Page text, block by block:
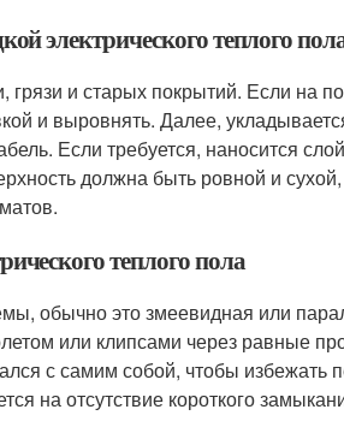
электрического теплого
грязи и старых покрытий. Если на
и выровнять. Далее,
Если требуется, наносится
должна быть ровной и
теплого пола
обычно это змеевидная или
или клипсами через равные
с самим собой, чтобы избежать
на отсутствие короткого